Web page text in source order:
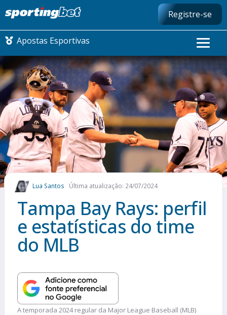
Registre-se
Apostas Esportivas
CONMEBOL LIBERTADORES
FUTEBOL NACIONAL
FUTEBOL INTERNACIONAL
COMO APOSTAR
MAIS ESPORTES
Lua Santos Última atualização: 24/07/2024
Tampa Bay Rays: perfil
e estatísticas do time
do MLB
A temporada 2024 regular da Major League Baseball (MLB)